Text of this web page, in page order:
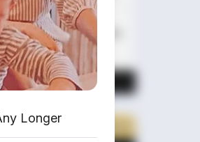
5 Sport: SUV Kompak
HP dengan Chip
8155
LAINNYA
Longer